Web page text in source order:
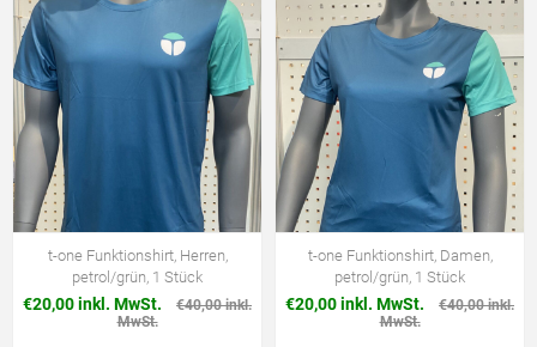
t-one Funktionshirt, Herren,
petrol/grün, 1 Stück
€20,00 inkl. MwSt.
€40,00 inkl.
MwSt.
t-one Funktionshirt, Damen,
petrol/grün, 1 Stück
€20,00 inkl. MwSt.
€40,00 inkl.
MwSt.